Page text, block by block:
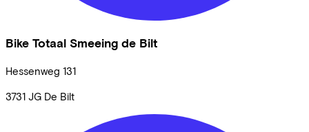
Bike Totaal Smeeing de Bilt
Hessenweg 131
3731 JG De Bilt